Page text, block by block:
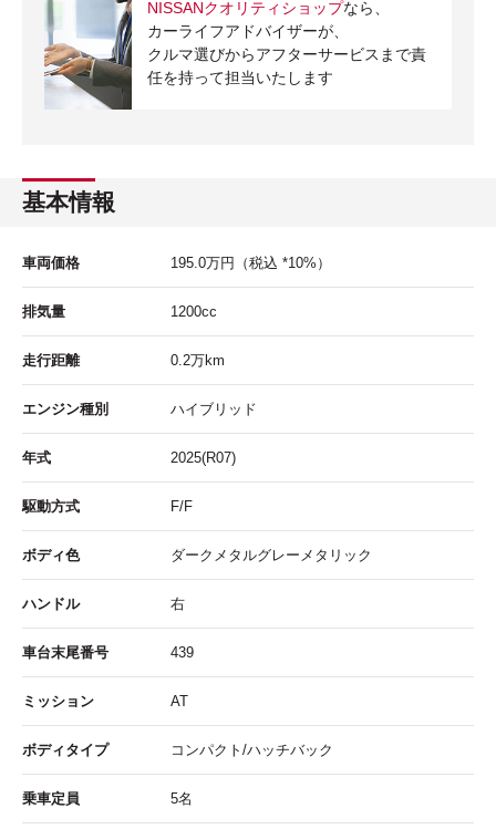
NISSANクオリティショップなら、
カーライフアドバイザーが、
クルマ選びからアフターサービスまで責
任を持って担当いたします
基本情報
車両価格 195.0万円 （税込 *10%）
排気量 1200cc
走行距離 0.2万km
エンジン種別 ハイブリッド
年式 2025(R07)
駆動方式 F/F
ボディ色 ダークメタルグレーメタリック
ハンドル 右
車台末尾番号 439
ミッション AT
ボディタイプ コンパクト/ハッチバック
乗車定員 5名